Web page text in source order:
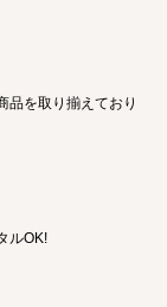
品を取り揃えており
ルOK!